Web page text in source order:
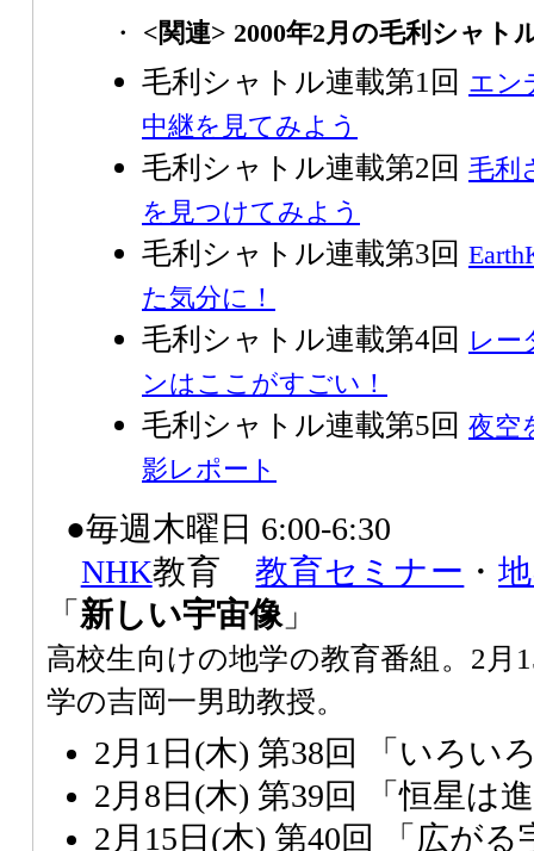
・ <関連> 2000年2月の毛利シャト
毛利シャトル連載第1回 エン
中継を見てみよう
毛利シャトル連載第2回 毛利
を見つけてみよう
毛利シャトル連載第3回
た気分に！
毛利シャトル連載第4回 レー
ンはここがすごい！
毛利シャトル連載第5回 夜空
影レポート
●毎週木曜日 6:00-6:30
NHK教育教育セミナー ・
「 新しい宇宙像」
高校生向けの地学の教育番組。2月
学の吉岡一男助教授。
2月1日(木) 第38回 「いろい
2月8日(木) 第39回 「恒星は
2月15日(木) 第40回 「広がる